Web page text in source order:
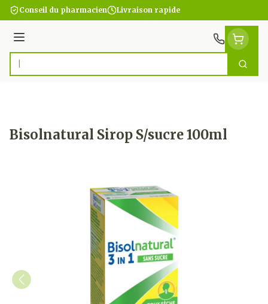
Aller au contenu
Conseil du pharmacien Livraison rapide
Menu
Rechercher
Bisolnatural Sirop S/sucre 100ml